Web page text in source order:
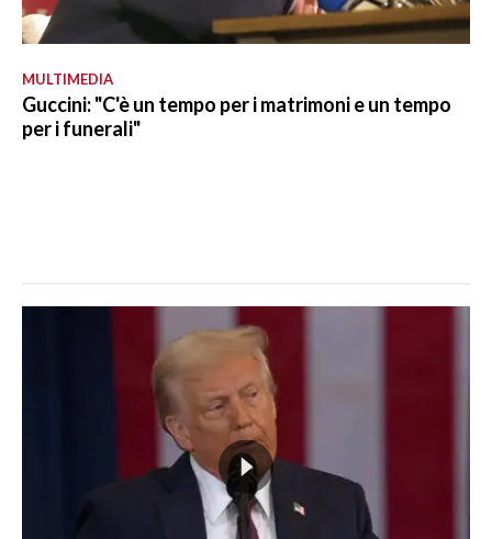
MULTIMEDIA
Guccini: "C'è un tempo per i matrimoni e un tempo
per i funerali"